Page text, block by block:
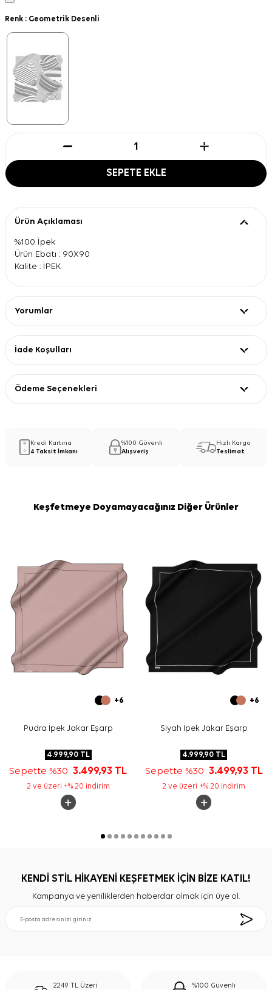
Renk : Geometrik Desenli
SEPETE EKLE
Ürün Açıklaması
%100 İpek
Ürün Ebatı : 90X90
Kalite : İPEK
Yorumlar
İade Koşulları
Ödeme Seçenekleri
Kredi Kartına
4 Taksit İmkanı
%100 Güvenli
Alışveriş
Hızlı Kargo
Teslimat
Keşfetmeye Doyamayacağınız Diğer Ürünler
+6
Pudra İpek Jakar Eşarp
4.999,90TL
Sepette %303.499,93 TL
2 ve üzeri +% 20 indirim
+6
Siyah İpek Jakar Eşarp
4.999,90 TL
Sepette %30 3.499,93 TL
2 ve üzeri +% 20 indirim
KENDİ STİL HİKAYENİ KEŞFETMEK İÇİN BİZE KATIL!
Kampanya ve yeniliklerden haberdar olmak için üye ol.
2249 TL Üzeri
%100 Güvenli